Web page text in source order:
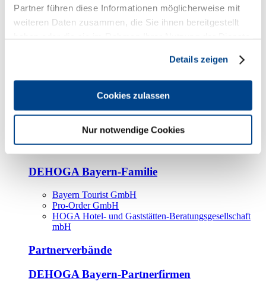
Partner führen diese Informationen möglicherweise mit
weiteren Daten zusammen, die Sie ihnen bereitgestellt
Details zeigen
Cookies zulassen
Nur notwendige Cookies
Kooperationspartner
Tourismusorganisationen
Bayern Tourismus Marketing GmbH
DEHOGA-Familie
Bundesverband
Fachverbände
DEHOGA Bayern-Familie
Bayern Tourist GmbH
Pro-Order GmbH
HOGA Hotel- und Gaststätten-Beratungsgesellschaft
mbH
Partnerverbände
DEHOGA Bayern-Partnerfirmen